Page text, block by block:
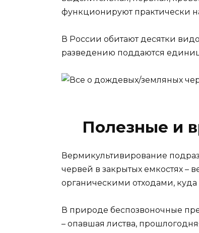
функционируют практически
В России обитают десятки
разведению поддаются
Полезные и
Вермикультивирование
червей в закрытых емкостях –
органическими отходами,
В природе беспозвоночные
– опавшая листва,